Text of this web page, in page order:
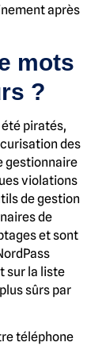
après
mots
?
piratés,
des
gestionnaire
violations
de gestion
de
et sont
sur la liste
sûrs par
téléphone